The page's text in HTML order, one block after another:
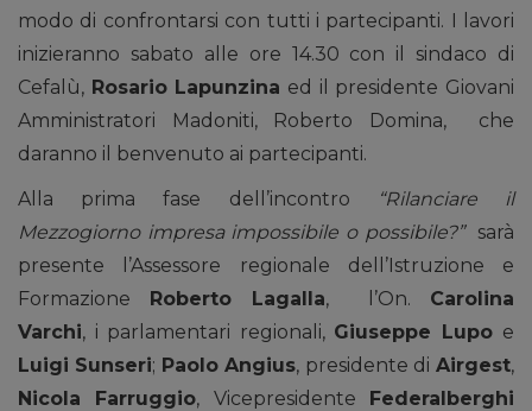
modo di confrontarsi con tutti i partecipanti. I lavori
inizieranno sabato alle ore 14.30 con il sindaco di
Cefalù, Rosario Lapunzina ed il presidente Giovani
Amministratori Madoniti, Roberto Domina, che
daranno il benvenuto ai partecipanti.
Alla prima fase dell’incontro
“Rilanciare il
Mezzogiorno impresa impossibile o possibile?”sarà
presente l’Assessore regionale dell’Istruzione e
Formazione Roberto Lagalla, l’On. Carolina
Varchi, i parlamentari regionali, Giuseppe Lupo e
Luigi Sunseri; Paolo Angius, presidente di Airgest,
Nicola Farruggio, Vicepresidente Federalberghi